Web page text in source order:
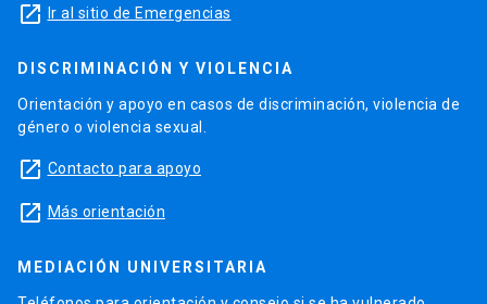
launch Ir al sitio de Emergencias
DISCRIMINACIÓN Y VIOLENCIA
Orientación y apoyo en casos de discriminación, violencia de
género o violencia sexual.
launch Contacto para apoyo
launch Más orientación
MEDIACIÓN UNIVERSITARIA